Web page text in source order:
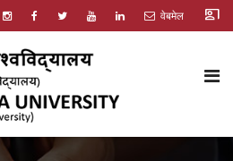
वेबमेल co_present